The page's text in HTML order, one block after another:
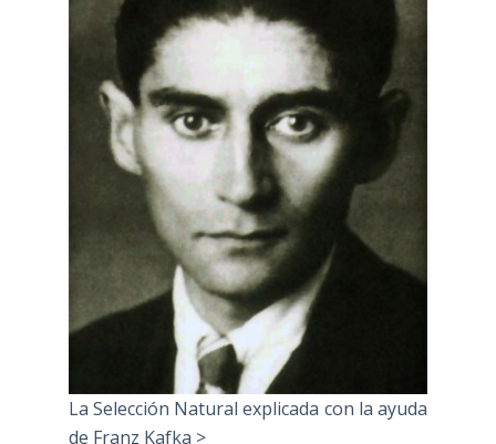
La Selección Natural explicada con la ayuda
de Franz Kafka >